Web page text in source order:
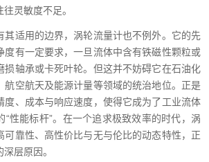
灵敏度不足。
其适用的边界，涡轮流量计也不例外。它的先
度有一定要求，一旦流体中含有铁磁性颗粒或
损轴承或卡死叶轮。但这并不妨碍它在石油化
航空航天及能源计量等领域的统治地位。正是
度、成本与响应速度，使得它成为了工业流体
“性能标杆”。在一个追求极致效率的时代，涡
可靠性、高性价比与无与伦比的动态特性，正
层原因。